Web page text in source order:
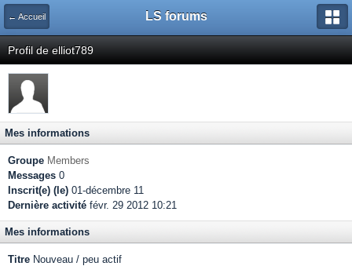
← Accueil LS forums
Profil de elliot789
Mes informations
Groupe Members
Messages 0
Inscrit(e) (le) 01-décembre 11
Dernière activité févr. 29 2012 10:21
Mes informations
Titre Nouveau / peu actif